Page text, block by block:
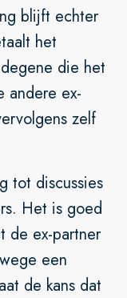
blijft echter
het
die het
andere ex-
zelf
tot discussies
Het is goed
de ex-partner
een
de kans dat